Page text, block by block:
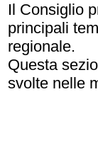
Il Consiglio
principali
regionale.
Questa
svolte nelle